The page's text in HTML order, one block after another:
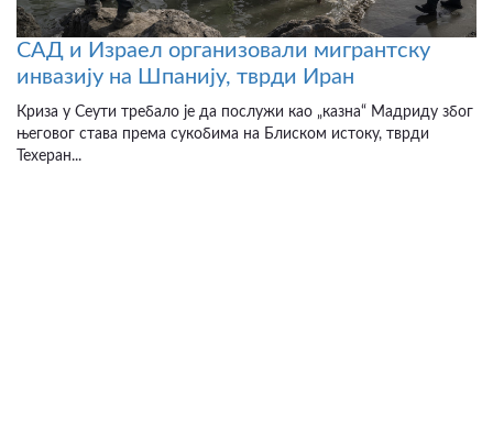
САД и Израел организовали мигрантску
инвазију на Шпанију, тврди Иран
Криза у Сеути требало је да послужи као „казна“ Мадриду због
његовог става према сукобима на Блиском истоку, тврди
Техеран...